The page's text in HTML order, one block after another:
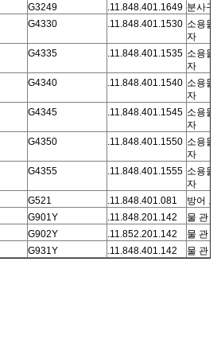
G3249 .11.848.401.1649 분사
G4330 .11.848.401.1530 소용
자
G4335 .11.848.401.1535 소용
자
G4340 .11.848.401.1540 소용
자
G4345 .11.848.401.1545 소용
자
G4350 .11.848.401.1550 소용
자
G4355 .11.848.401.1555 소용
자
G521 .11.848.401.081
방어
G901Y .11.848.201.142
물 관
G902Y .11.852.201.142
물 관
G931Y .11.848.401.142 물 관